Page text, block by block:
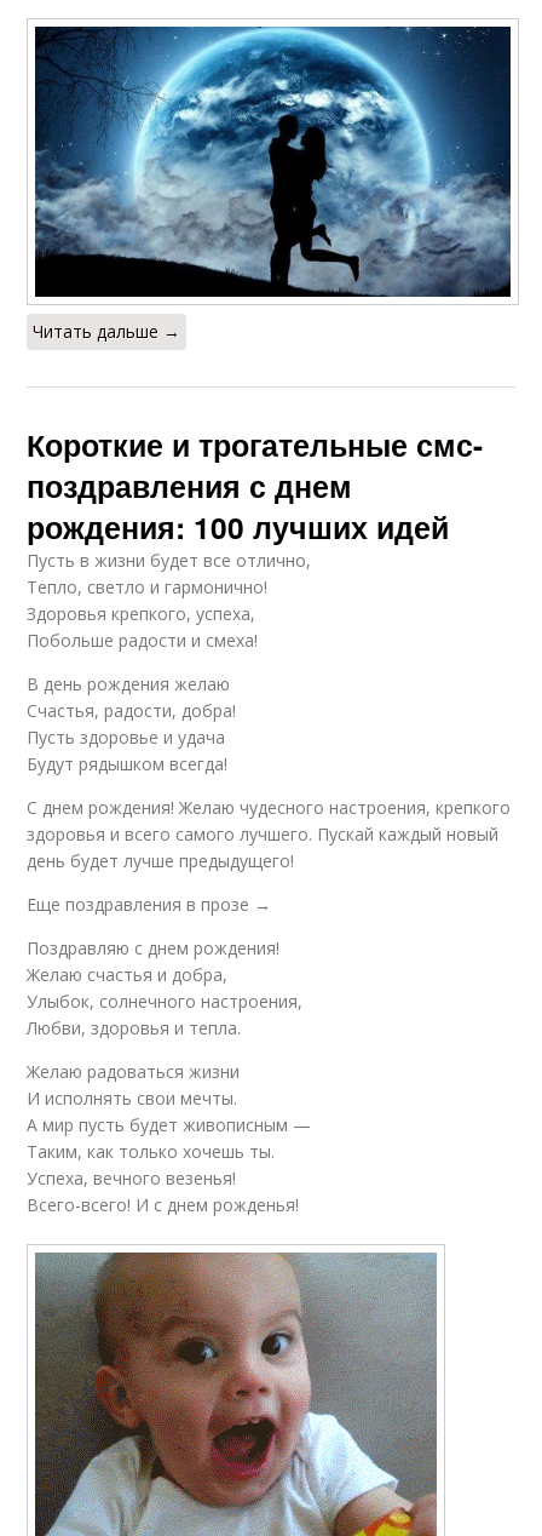
Читать дальше →
Короткие и трогательные смс-
поздравления с днем
рождения: 100 лучших идей
Пусть в жизни будет все отлично,
Тепло, светло и гармонично!
Здоровья крепкого, успеха,
Побольше радости и смеха!
В день рождения желаю
Счастья, радости, добра!
Пусть здоровье и удача
Будут рядышком всегда!
С днем рождения! Желаю чудесного настроения, крепкого
здоровья и всего самого лучшего. Пускай каждый новый
день будет лучше предыдущего!
Еще поздравления в прозе →
Поздравляю с днем рождения!
Желаю счастья и добра,
Улыбок, солнечного настроения,
Любви, здоровья и тепла.
Желаю радоваться жизни
И исполнять свои мечты.
А мир пусть будет живописным —
Таким, как только хочешь ты.
Успеха, вечного везенья!
Всего-всего! И с днем рожденья!